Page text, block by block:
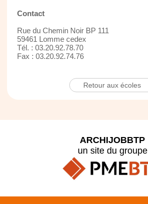
Contact
Rue du Chemin Noir BP 111
59461 Lomme cedex
Tél. : 03.20.92.78.70
Fax : 03.20.92.74.76
Retour aux écoles
ARCHIJOBBTP
un site du groupe